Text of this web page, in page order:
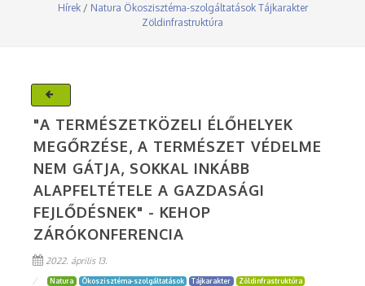
Hírek/ Natura Ökoszisztéma-szolgáltatások Tájkarakter
Zöldinfrastruktúra
"A TERMÉSZETKÖZELI ÉLŐHELYEK
MEGŐRZÉSE, A TERMÉSZET VÉDELME
NEM GÁTJA, SOKKAL INKÁBB
ALAPFELTÉTELE A GAZDASÁGI
FEJLŐDÉSNEK" - KEHOP
ZÁRÓKONFERENCIA
2022. április 13.
Natura Ökoszisztéma-szolgáltatások Tájkarakter Zöldinfrastruktúra